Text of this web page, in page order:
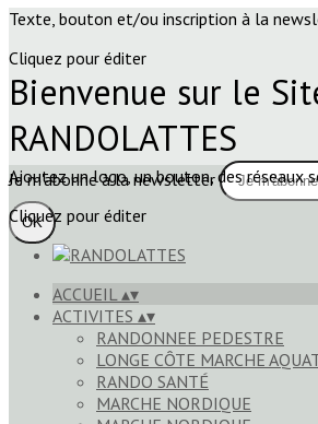
Texte, bouton et/ou inscription à la
Cliquez pour éditer
Bienvenue sur le
RANDOLATTES
Je m'abonne à la newsletter
OK
Ajoutez un logo, un bouton, des réseaux
Cliquez pour éditer
ACCUEIL▴▾
ACTIVITES ▴▾
RANDONNEE PEDESTRE
LONGE CÔTE MARCHE
RANDO SANTÉ
MARCHE NORDIQUE